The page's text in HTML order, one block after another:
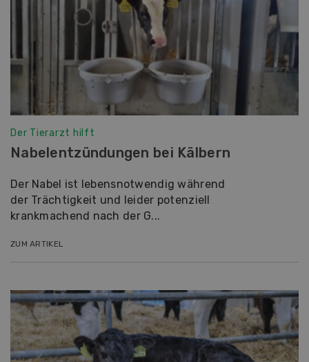
Der Tierarzt hilft
Nabelentzündungen bei Kälbern
Der Nabel ist lebensnotwendig während
der Trächtigkeit und leider potenziell
krankmachend nach der G...
ZUM ARTIKEL